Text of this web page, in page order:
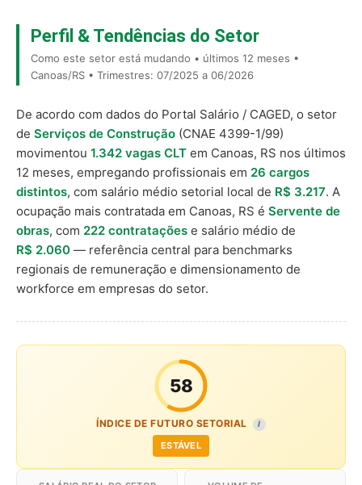
Perfil & Tendências do Setor
Como este setor está mudando • últimos 12 meses •
Canoas/RS • Trimestres: 07/2025 a 06/2026
De acordo com dados do Portal Salário / CAGED, o setor
de Serviços de Construção (CNAE 4399-1/99)
movimentou 1.342 vagas CLT em Canoas, RS nos últimos
12 meses, empregando profissionais em 26 cargos
distintos, com salário médio setorial local de R$ 3.217. A
ocupação mais contratada em Canoas, RS é Servente de
obras, com 222 contratações e salário médio de
R$ 2.060 — referência central para benchmarks
regionais de remuneração e dimensionamento de
workforce em empresas do setor.
58
ÍNDICE DE FUTURO SETORIAL I
ESTÁVEL